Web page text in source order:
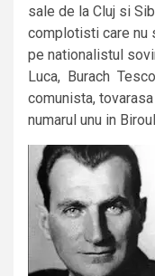
sale de la Cluj si
complotisti care nu
pe nationalistul
Luca, Burach
comunista,
numarul unu in